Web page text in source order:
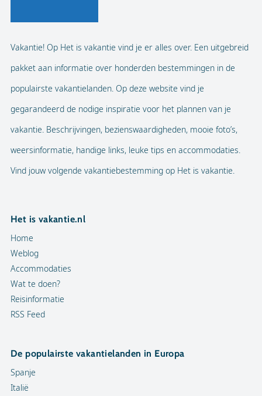
Vakantie! Op Het is vakantie vind je er alles over. Een uitgebreid
pakket aan informatie over honderden bestemmingen in de
populairste vakantielanden. Op deze website vind je
gegarandeerd de nodige inspiratie voor het plannen van je
vakantie. Beschrijvingen, bezienswaardigheden, mooie foto’s,
weersinformatie, handige links, leuke tips en accommodaties.
Vind jouw volgende vakantiebestemming op Het is vakantie.
Het is vakantie.nl
Home
Weblog
Accommodaties
Wat te doen?
Reisinformatie
RSS Feed
De populairste vakantielanden in Europa
Spanje
Italië